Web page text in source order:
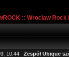
:: Wroclaw Rock
10:44 Zespół Ubique